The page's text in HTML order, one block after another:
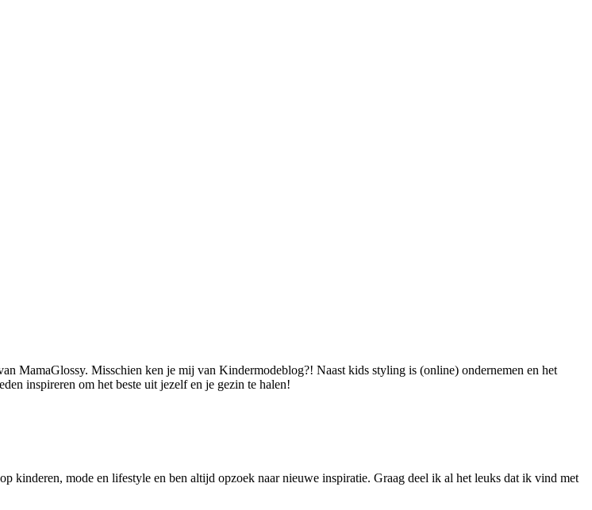
MamaGlossy. Misschien ken je mij van Kindermodeblog?! Naast kids styling is (online) ondernemen en het
inspireren om het beste uit jezelf en je gezin te halen!
kinderen, mode en lifestyle en ben altijd opzoek naar nieuwe inspiratie. Graag deel ik al het leuks dat ik vind met